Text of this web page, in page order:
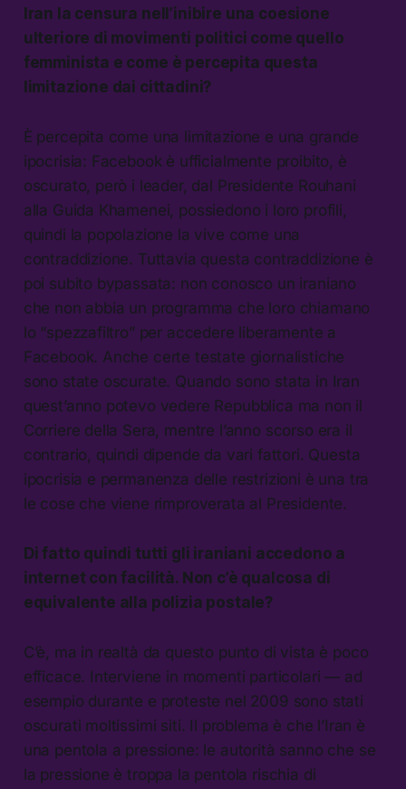
Iran la censura nell’inibire una coesione
ulteriore di movimenti politici come quello
femminista e come è percepita questa
limitazione dai cittadini?
È percepita come una limitazione e una grande
ipocrisia: Facebook è ufficialmente proibito, è
oscurato, però i leader, dal Presidente Rouhani
alla Guida Khamenei, possiedono i loro profili,
quindi la popolazione la vive come una
contraddizione. Tuttavia questa contraddizione è
poi subito bypassata: non conosco un iraniano
che non abbia un programma che loro chiamano
lo “spezzafiltro” per accedere liberamente a
Facebook. Anche certe testate giornalistiche
sono state oscurate. Quando sono stata in Iran
quest’anno potevo vedere Repubblica ma non il
Corriere della Sera, mentre l’anno scorso era il
contrario, quindi dipende da vari fattori. Questa
ipocrisia e permanenza delle restrizioni è una tra
le cose che viene rimproverata al Presidente.
Di fatto quindi tutti gli iraniani accedono a
internet con facilità. Non c’è qualcosa di
equivalente alla polizia postale?
C’è, ma in realtà da questo punto di vista è poco
efficace. Interviene in momenti particolari — ad
esempio durante e proteste nel 2009 sono stati
oscurati moltissimi siti. Il problema è che l’Iran è
una pentola a pressione: le autorità sanno che se
la pressione è troppa la pentola rischia di